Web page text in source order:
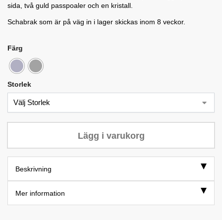
sida, två guld passpoaler och en kristall.
Schabrak som är på väg in i lager skickas inom 8 veckor.
Färg
Storlek
Lägg i varukorg
Beskrivning
Mer information